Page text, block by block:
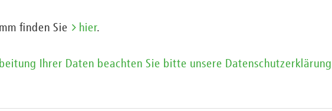
finden Sie hier.
Ihrer Daten beachten Sie bitte unsere